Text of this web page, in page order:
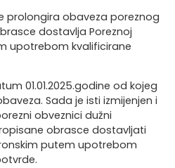
prolongira obaveza poreznog
dostavlja Poreznoj
upotrebom kvalificirane
01.01.2025.godine od kojeg
Sada je isti izmijenjen i
obveznici dužni
obrasce dostavljati
putem upotrebom